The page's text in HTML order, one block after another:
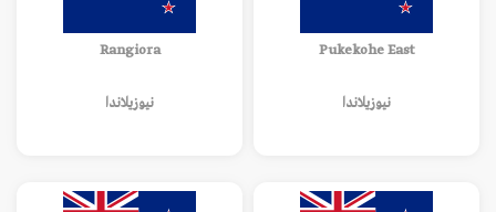
Pukekohe East
نيوزيلاندا
Rangiora
نيوزيلاندا